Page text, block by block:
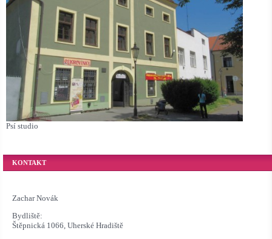
Psí studio
KONTAKT
Zachar Novák
Bydliště:
Štěpnická 1066, Uherské Hradiště